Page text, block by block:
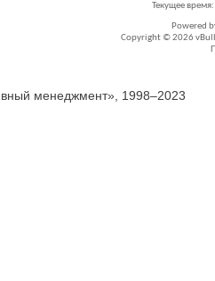
Текущее время:
Powered
Copyright © 2026
менеджмент», 1998–2023